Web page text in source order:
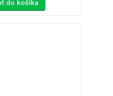
do košíka